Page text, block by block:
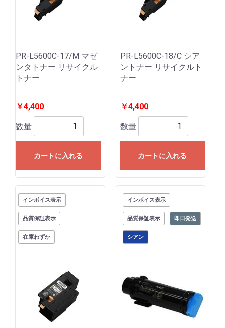
PR-L5600C-17/M マゼ
ンタトナー リサイクル
トナー
￥4,400
数量
カートに入れる
PR-L5600C-18/C シア
ントナー リサイクルト
ナー
￥4,400
数量
カートに入れる
インボイス表示
品質保証表示
在庫わずか
インボイス表示
品質保証表示 即日発送
シアン